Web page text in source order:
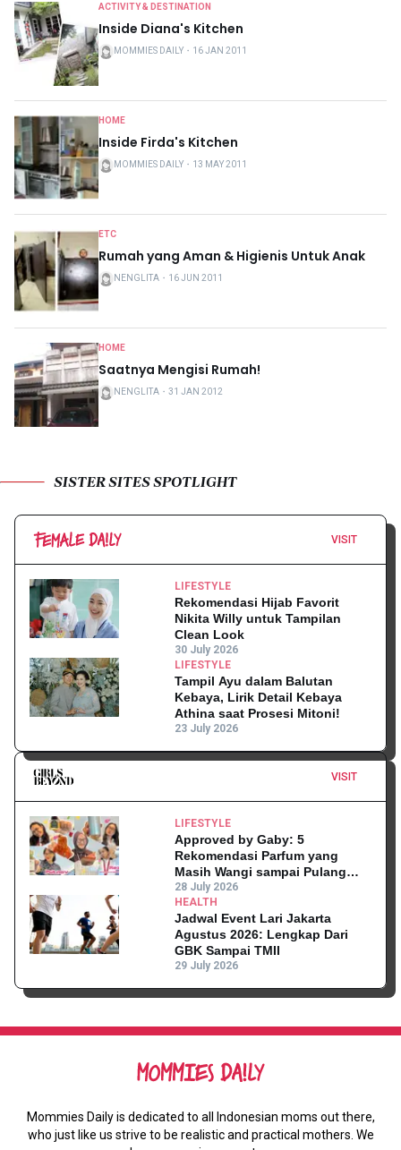
ACTIVITY & DESTINATION
Inside Diana's Kitchen
MOMMIES DAILY ・ 16 JAN 2011
HOME
Inside Firda's Kitchen
MOMMIES DAILY ・ 13 MAY 2011
ETC
Rumah yang Aman & Higienis Untuk Anak
NENGLITA ・ 16 JUN 2011
HOME
Saatnya Mengisi Rumah!
NENGLITA ・ 31 JAN 2012
SISTER SITES SPOTLIGHT
VISIT
LIFESTYLE
Rekomendasi Hijab Favorit
Nikita Willy untuk Tampilan
Clean Look
30 July 2026
LIFESTYLE
Tampil Ayu dalam Balutan
Kebaya, Lirik Detail Kebaya
Athina saat Prosesi Mitoni!
23 July 2026
VISIT
LIFESTYLE
Approved by Gaby: 5
Rekomendasi Parfum yang
Masih Wangi sampai Pulang
Kantor
28 July 2026
HEALTH
Jadwal Event Lari Jakarta
Agustus 2026: Lengkap Dari
GBK Sampai TMII
29 July 2026
Mommies Daily is dedicated to all Indonesian moms out there,
who just like us strive to be realistic and practical mothers. We